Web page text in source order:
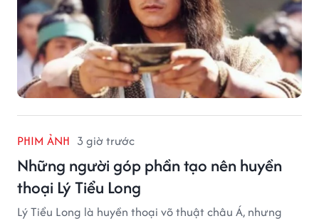
PHIM ẢNH 3 giờ trước
Những người góp phần tạo nên huyền
thoại Lý Tiểu Long
Lý Tiểu Long là huyền thoại võ thuật châu Á, nhưng